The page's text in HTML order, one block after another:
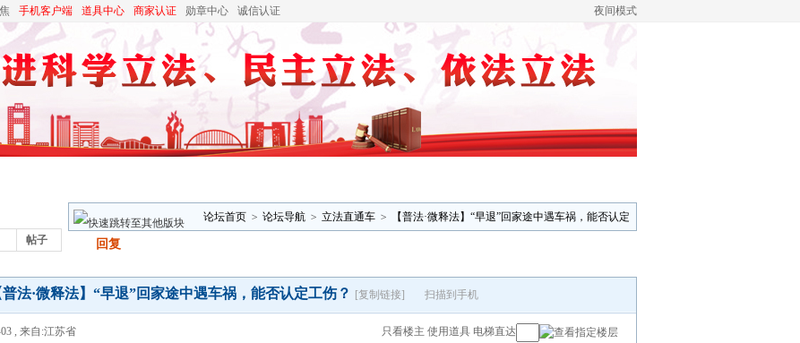
夜间模式
手机客户端 道具中心 商家认证 勋章中心 诚信认证
帖子
论坛首页 > 论坛导航 > 立法直通车 > 【普法·微释法】“早退”回家途中遇车祸，能否认定
回复
普法·微释法】“早退”回家途中遇车祸，能否认定工伤？ [复制链接] 扫描到手机
只看楼主 使用道具 电梯直达
, 来自:江苏省